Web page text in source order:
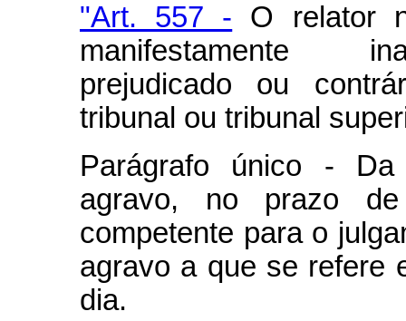
"Art. 557 - O relator
manifestamente
prejudicado ou
tribunal ou tribunal
Parágrafo único - Da
agravo, no prazo
competente para o
agravo a que se refere
dia.